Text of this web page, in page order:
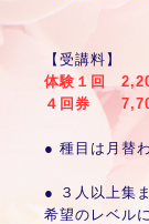
【受講料】
体験１回
４回券
● 種目は月替
● ３人以上集
希望のレベル